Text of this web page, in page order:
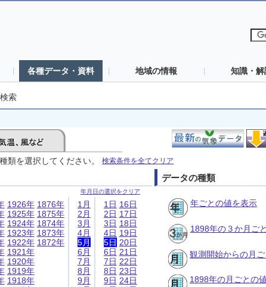
各種データ・資料 地域の情報 知識・解
索
類を選択してください。 検索条件を全てクリア
年月日の選択をクリア
1926年
1925年
1924年
1923年
1922年
1921年
1920年
1919年
1918年
1876年
1875年
1874年
1873年
1872年
1月
2月
3月
4月
5月
6月
7月
8月
9月
1日
2日
3日
4日
5日
6日
7日
8日
9日
16日
17日
18日
19日
20日
21日
22日
23日
24日
データの種類
年ごとの値を表示
1898年の３か月ご
観測開始からの月
1898年の月ごとの